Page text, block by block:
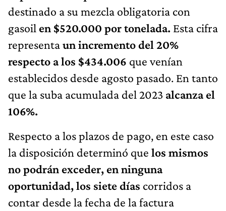
destinado a su mezcla obligatoria con
gasoil en $520.000 por tonelada. Esta cifra
representaun incremento del 20%
respecto a los $434.006 que venían
establecidos desde agosto pasado. En tanto
que la suba acumulada del 2023 alcanza el
106%.
Respecto a los plazos de pago, en este caso
la disposición determinó que los mismos
no podrán exceder, en ninguna
oportunidad, los siete días corridos a
contar desde la fecha de la factura